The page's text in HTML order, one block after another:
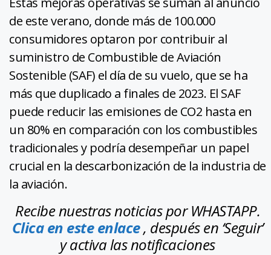
de este verano, donde más de 100.000
consumidores optaron por contribuir al
suministro de Combustible de Aviación
Sostenible (SAF) el día de su vuelo, que se ha
más que duplicado a finales de 2023. El SAF
puede reducir las emisiones de CO2 hasta en
un 80% en comparación con los combustibles
tradicionales y podría desempeñar un papel
crucial en la descarbonización de la industria de
la aviación.
Recibe nuestras noticias por WHASTAPP.
Clica en este enlace, después en ‘Seguir’
y activa las notificaciones